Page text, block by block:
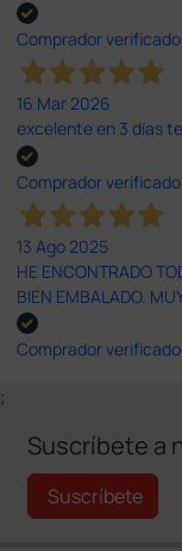
Comprador verificado
16 Mar 2026
excelente en 3 días
Comprador verificado
13 Ago 2025
HE ENCONTRADO
BIEN EMBALADO.
Comprador verificado
;
Suscríbete a
Suscríbete